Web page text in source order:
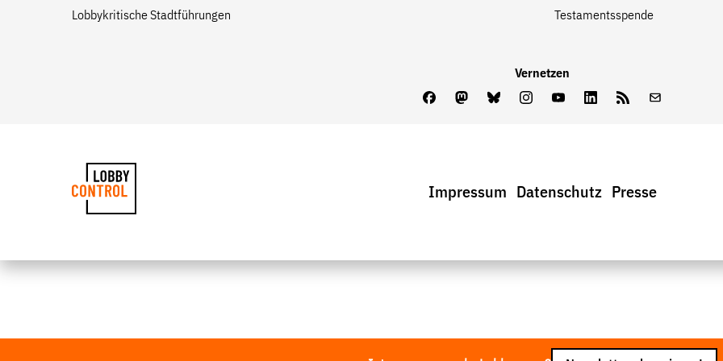
Lobbykritische Stadtführungen Testamentsspende
Vernetzen
FacebookMastodon
BlueskyInstagram
YoutubeLinkedInFeed
Impressum Datenschutz Presse